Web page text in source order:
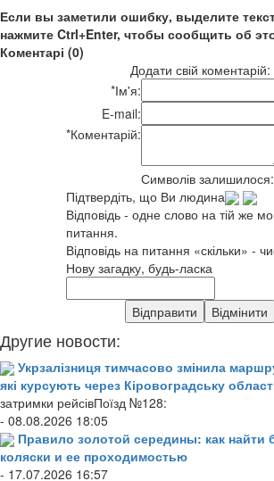
Если вы заметили ошибку, выделите
нажмите Ctrl+Enter, чтобы сообщить об
Коментарі (0)
Додати свій коментарій:
*Ім'я:
E-mail:
*Коментарій:
Символів залишилося:
Підтвердіть, що Ви людина
Відповідь - одне слово на тій же
питання.
Відповідь на питання «скільки» -
Нову загадку, будь-ласка
Другие новости:
Укрзалізниця тимчасово змінила
які курсують через Кіровоградську
затримки рейсівПоїзд №128:
- 08.08.2026 18:05
Правило золотой середины: как найти
коляски и ее проходимостью
- 17.07.2026 16:57